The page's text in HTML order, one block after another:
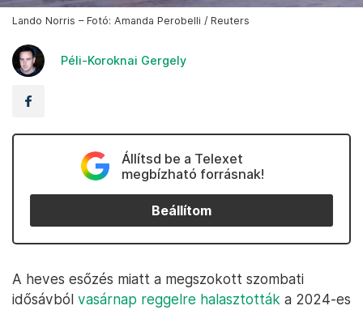
Lando Norris – Fotó: Amanda Perobelli / Reuters
Péli-Koroknai Gergely
Állítsd be a Telexet
megbízható forrásnak!
Beállítom
A heves esőzés miatt a megszokott szombati
idősávból vasárnap reggelre halasztották a 2024-es